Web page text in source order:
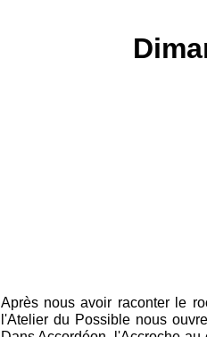
Après nous avoir raconter le
l'Atelier du Possible nous